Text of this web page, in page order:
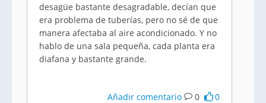
desagüe bastante desagradable, decían que
era problema de tuberías, pero no sé de que
manera afectaba al aire acondicionado. Y no
hablo de una sala pequeña, cada planta era
diafana y bastante grande.
Añadir comentario 0 0